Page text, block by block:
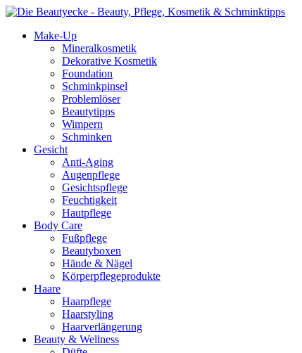
Make-Up
Mineralkosmetik
Dekorative Kosmetik
Foundation
Schminkpinsel
Problemlöser
Beautytipps
Wimpern
Schminken
Gesicht
Anti-Aging
Augenpflege
Gesichtspflege
Feuchtigkeit
Hautpflege
Body Care
Fußpflege
Beautyboxen
Hände & Nägel
Körperpflegeprodukte
Haare
Haarpflege
Haarstyling
Haarverlängerung
Beauty & Wellness